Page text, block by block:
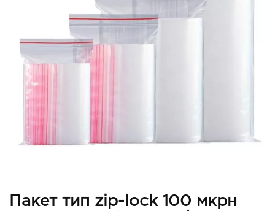
Пакет тип zip-lock 100 мкрн